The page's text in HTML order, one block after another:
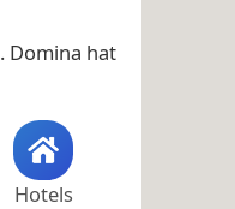
. Domina hat
Hotels